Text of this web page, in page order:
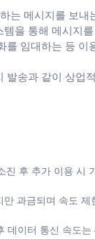
는 메시지를 보내
템을 통해 메시지
를 임대하는 등 이
발송과 같이 상업
진 후 추가 이용 시
만 과금되며 속도 제
데이터 통신 속도는